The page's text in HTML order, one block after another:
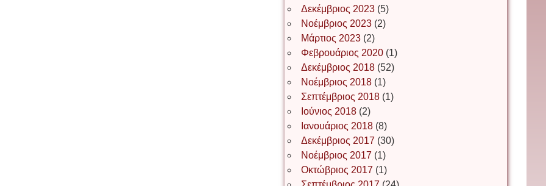
ΝΙΚΟΣ ΓΑΤΟΣ
Νίκος Λυγερός
Іван Буртик
Іван Наконечний
Δεκέμβριος 2023 (5)
Νοέμβριος 2023 (2)
Μάρτιος 2023 (2)
Φεβρουάριος 2020 (1)
Δεκέμβριος 2018 (52)
Νοέμβριος 2018 (1)
Σεπτέμβριος 2018 (1)
Ιούνιος 2018 (2)
Ιανουάριος 2018 (8)
Δεκέμβριος 2017 (30)
Νοέμβριος 2017 (1)
Οκτώβριος 2017 (1)